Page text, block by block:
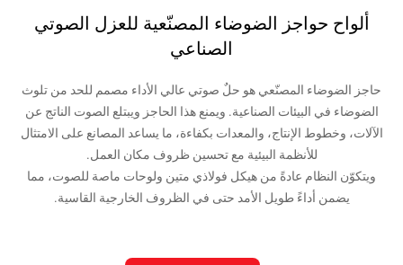
ألواح حواجز الضوضاء المصنّعية للعزل الصوتي
الصناعي
حاجز الضوضاء المصنّعي هو حلٌ صوتي عالي الأداء مصمم للحد من تلوث
الضوضاء في البيئات الصناعية. ويمنع هذا الحاجز ويبتلع الصوت الناتج عن
وخطوط الإنتاج، والمعدات بكفاءة، ما يساعد المصانع على الامتثال
للأنظمة البيئية مع تحسين ظروف مكان العمل.
ويتكوّن النظام عادةً من هيكل فولاذي متين ولوحات ماصة للصوت، مما
يضمن أداءً طويل الأمد حتى في الظروف الخارجية القاسية.